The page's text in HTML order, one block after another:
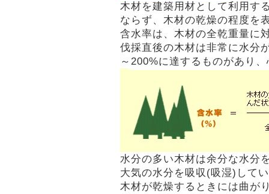
木材を建築用材として利用す
ならず、木材の乾燥の程度を
含水率は、木材の全乾重量に
伐採直後の木材は非常に水分
～200%に達するものがあり
水分の多い木材は余分な水分
大気の水分を吸収(吸湿)して
木材が乾燥するときには曲が